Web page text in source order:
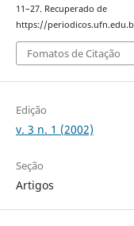
11–27. Recuperado de
https://
Fomatos de Citação
Edição
v. 3 n. 1 (2002)
Seção
Artigos